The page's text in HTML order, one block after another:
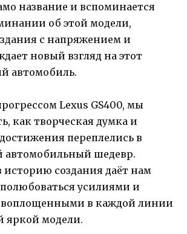
название и вспоминается
об этой модели,
с напряжением и
новый взгляд на этот
автомобиль.
Lexus GS400, мы
как творческая думка и
переплелись в
шедевр.
создания даёт нам
усилиями и
воплощенными в каждой линии
яркой модели.